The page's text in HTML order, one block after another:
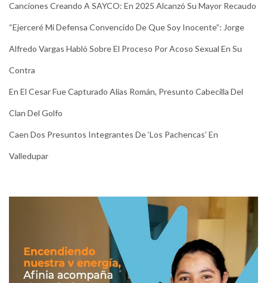
Canciones Creando A SAYCO: En 2025 Alcanzó Su Mayor Recaudo
“Ejerceré Mi Defensa Convencido De Que Soy Inocente”: Jorge
Alfredo Vargas Habló Sobre El Proceso Por Acoso Sexual En Su
Contra
En El Cesar Fue Capturado Alias Román, Presunto Cabecilla Del
Clan Del Golfo
Caen Dos Presuntos Integrantes De ‘Los Pachencas’ En
Valledupar